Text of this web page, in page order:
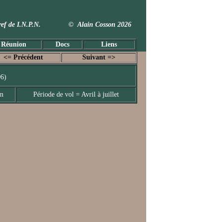
de I.N.P.N. © Alain Cosson 2026
Docs Liens
<= Précédent Suivant =>
Période de vol = Avril à juillet